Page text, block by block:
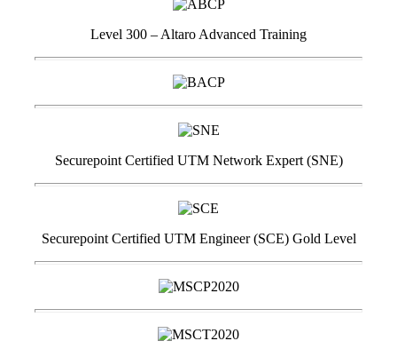
Level 300 – Altaro Advanced Training
Securepoint Certified UTM Network Expert (SNE)
Securepoint Certified UTM Engineer (SCE) Gold Level